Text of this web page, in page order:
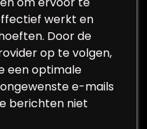
werkt en
Door de
op te volgen,
een optimale
e-mails
berichten niet